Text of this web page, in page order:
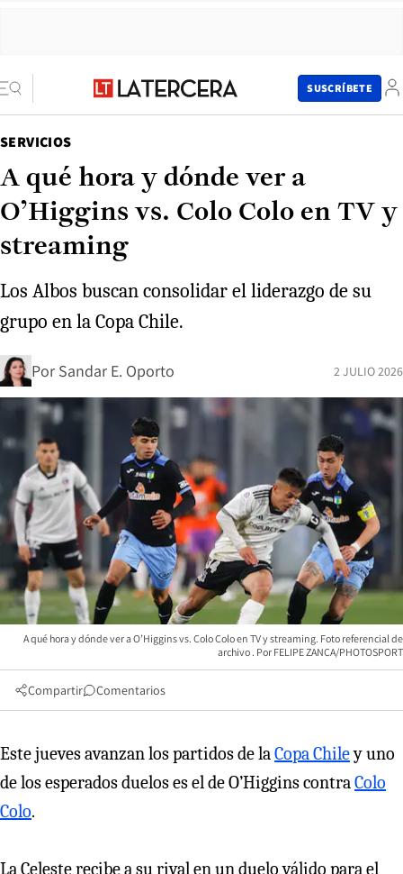
SUSCRÍBETE
SERVICIOS
A qué hora y dónde ver a
O’Higgins vs. Colo Colo en TV y
streaming
Los Albos buscan consolidar el liderazgo de su
grupo en la Copa Chile.
Por Sandar E. Oporto 2 JULIO 2026
A qué hora y dónde ver a O’Higgins vs. Colo Colo en TV y streaming. Foto referencial de
archivo
FELIPE ZANCA/PHOTOSPORT
Compartir Comentarios
Este jueves avanzan los partidos de laCopa Chiley uno
de los esperados duelos es el de O’Higgins contraColo
Colo.
La Celeste recibe a su rival en un duelo válido para el